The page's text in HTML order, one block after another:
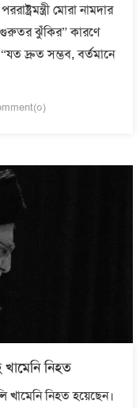
মোরা নামদার
ঝুঁকির” কারণে
দ্রুত সম্ভব, বর্তমানে
খামেনি নিহত
খামেনি নিহত হয়েছেন।